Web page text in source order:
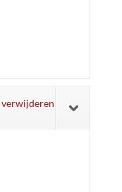
verwijderen